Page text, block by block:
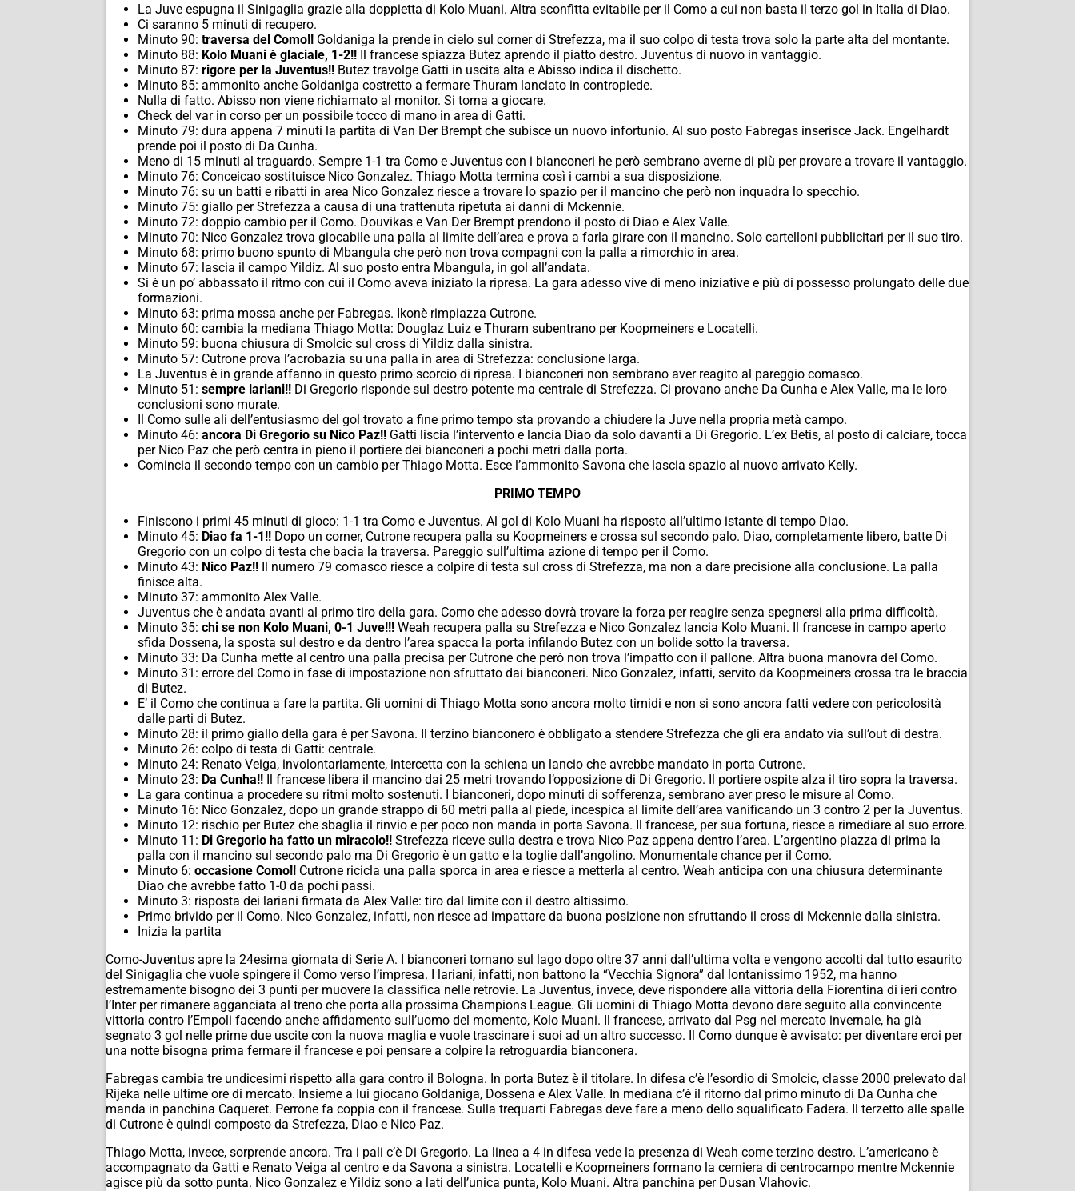
La Juve espugna il Sinigaglia grazie alla doppietta di Kolo Muani. Altra sconfitta evitabile per il Como a cui non basta il terzo gol in Italia di Diao.
Ci saranno 5 minuti di recupero.
Minuto 90: traversa del Como!! Goldaniga la prende in cielo sul corner di Strefezza, ma il suo colpo di testa trova solo la parte alta del montante.
Minuto 88: Kolo Muani è glaciale, 1-2!! Il francese spiazza Butez aprendo il piatto destro. Juventus di nuovo in vantaggio.
Minuto 87: rigore per la Juventus!! Butez travolge Gatti in uscita alta e Abisso indica il dischetto.
Minuto 85: ammonito anche Goldaniga costretto a fermare Thuram lanciato in contropiede.
Nulla di fatto. Abisso non viene richiamato al monitor. Si torna a giocare.
Check del var in corso per un possibile tocco di mano in area di Gatti.
Minuto 79: dura appena 7 minuti la partita di Van Der Brempt che subisce un nuovo infortunio. Al suo posto Fabregas inserisce Jack. Engelhardt
prende poi il posto di Da Cunha.
Meno di 15 minuti al traguardo. Sempre 1-1 tra Como e Juventus con i bianconeri he però sembrano averne di più per provare a trovare il vantaggio.
Minuto 76: Conceicao sostituisce Nico Gonzalez. Thiago Motta termina così i cambi a sua disposizione.
Minuto 76: su un batti e ribatti in area Nico Gonzalez riesce a trovare lo spazio per il mancino che però non inquadra lo specchio.
Minuto 75: giallo per Strefezza a causa di una trattenuta ripetuta ai danni di Mckennie.
Minuto 72: doppio cambio per il Como. Douvikas e Van Der Brempt prendono il posto di Diao e Alex Valle.
Minuto 70: Nico Gonzalez trova giocabile una palla al limite dell’area e prova a farla girare con il mancino. Solo cartelloni pubblicitari per il suo tiro.
Minuto 68: primo buono spunto di Mbangula che però non trova compagni con la palla a rimorchio in area.
Minuto 67: lascia il campo Yildiz. Al suo posto entra Mbangula, in gol all’andata.
Si è un po’ abbassato il ritmo con cui il Como aveva iniziato la ripresa. La gara adesso vive di meno iniziative e più di possesso prolungato delle due
formazioni.
Minuto 63: prima mossa anche per Fabregas. Ikonè rimpiazza Cutrone.
Minuto 60: cambia la mediana Thiago Motta: Douglaz Luiz e Thuram subentrano per Koopmeiners e Locatelli.
Minuto 59: buona chiusura di Smolcic sul cross di Yildiz dalla sinistra.
Minuto 57: Cutrone prova l’acrobazia su una palla in area di Strefezza: conclusione larga.
La Juventus è in grande affanno in questo primo scorcio di ripresa. I bianconeri non sembrano aver reagito al pareggio comasco.
Minuto 51: sempre lariani!! Di Gregorio risponde sul destro potente ma centrale di Strefezza. Ci provano anche Da Cunha e Alex Valle, ma le loro
conclusioni sono murate.
Il Como sulle ali dell’entusiasmo del gol trovato a fine primo tempo sta provando a chiudere la Juve nella propria metà campo.
Minuto 46: ancora Di Gregorio su Nico Paz!! Gatti liscia l’intervento e lancia Diao da solo davanti a Di Gregorio. L’ex Betis, al posto di calciare, tocca
per Nico Paz che però centra in pieno il portiere dei bianconeri a pochi metri dalla porta.
Comincia il secondo tempo con un cambio per Thiago Motta. Esce l’ammonito Savona che lascia spazio al nuovo arrivato Kelly.
PRIMO TEMPO
Finiscono i primi 45 minuti di gioco: 1-1 tra Como e Juventus. Al gol di Kolo Muani ha risposto all’ultimo istante di tempo Diao.
Minuto 45: Diao fa 1-1!! Dopo un corner, Cutrone recupera palla su Koopmeiners e crossa sul secondo palo. Diao, completamente libero, batte Di
Gregorio con un colpo di testa che bacia la traversa. Pareggio sull’ultima azione di tempo per il Como.
Minuto 43: Nico Paz!! Il numero 79 comasco riesce a colpire di testa sul cross di Strefezza, ma non a dare precisione alla conclusione. La palla
finisce alta.
Minuto 37: ammonito Alex Valle.
Juventus che è andata avanti al primo tiro della gara. Como che adesso dovrà trovare la forza per reagire senza spegnersi alla prima difficoltà.
Minuto 35: chi se non Kolo Muani, 0-1 Juve!!! Weah recupera palla su Strefezza e Nico Gonzalez lancia Kolo Muani. Il francese in campo aperto
sfida Dossena, la sposta sul destro e da dentro l’area spacca la porta infilando Butez con un bolide sotto la traversa.
Minuto 33: Da Cunha mette al centro una palla precisa per Cutrone che però non trova l’impatto con il pallone. Altra buona manovra del Como.
Minuto 31: errore del Como in fase di impostazione non sfruttato dai bianconeri. Nico Gonzalez, infatti, servito da Koopmeiners crossa tra le braccia
di Butez.
E’ il Como che continua a fare la partita. Gli uomini di Thiago Motta sono ancora molto timidi e non si sono ancora fatti vedere con pericolosità
dalle parti di Butez.
Minuto 28: il primo giallo della gara è per Savona. Il terzino bianconero è obbligato a stendere Strefezza che gli era andato via sull’out di destra.
Minuto 26: colpo di testa di Gatti: centrale.
Minuto 24: Renato Veiga, involontariamente, intercetta con la schiena un lancio che avrebbe mandato in porta Cutrone.
Minuto 23: Da Cunha!! Il francese libera il mancino dai 25 metri trovando l’opposizione di Di Gregorio. Il portiere ospite alza il tiro sopra la traversa.
La gara continua a procedere su ritmi molto sostenuti. I bianconeri, dopo minuti di sofferenza, sembrano aver preso le misure al Como.
Minuto 16: Nico Gonzalez, dopo un grande strappo di 60 metri palla al piede, incespica al limite dell’area vanificando un 3 contro 2 per la Juventus.
Minuto 12: rischio per Butez che sbaglia il rinvio e per poco non manda in porta Savona. Il francese, per sua fortuna, riesce a rimediare al suo errore.
Minuto 11: Di Gregorio ha fatto un miracolo!! Strefezza riceve sulla destra e trova Nico Paz appena dentro l’area. L’argentino piazza di prima la
palla con il mancino sul secondo palo ma Di Gregorio è un gatto e la toglie dall’angolino. Monumentale chance per il Como.
Minuto 6: occasione Como!! Cutrone ricicla una palla sporca in area e riesce a metterla al centro. Weah anticipa con una chiusura determinante
Diao che avrebbe fatto 1-0 da pochi passi.
Minuto 3: risposta dei lariani firmata da Alex Valle: tiro dal limite con il destro altissimo.
Primo brivido per il Como. Nico Gonzalez, infatti, non riesce ad impattare da buona posizione non sfruttando il cross di Mckennie dalla sinistra.
Inizia la partita
Como-Juventus apre la 24esima giornata di Serie A. I bianconeri tornano sul lago dopo oltre 37 anni dall’ultima volta e vengono accolti dal tutto esaurito
del Sinigaglia che vuole spingere il Como verso l’impresa. I lariani, infatti, non battono la “Vecchia Signora” dal lontanissimo 1952, ma hanno
estremamente bisogno dei 3 punti per muovere la classifica nelle retrovie. La Juventus, invece, deve rispondere alla vittoria della Fiorentina di ieri contro
l’Inter per rimanere agganciata al treno che porta alla prossima Champions League. Gli uomini di Thiago Motta devono dare seguito alla convincente
vittoria contro l’Empoli facendo anche affidamento sull’uomo del momento, Kolo Muani. Il francese, arrivato dal Psg nel mercato invernale, ha già
segnato 3 gol nelle prime due uscite con la nuova maglia e vuole trascinare i suoi ad un altro successo. Il Como dunque è avvisato: per diventare eroi per
una notte bisogna prima fermare il francese e poi pensare a colpire la retroguardia bianconera.
Fabregas cambia tre undicesimi rispetto alla gara contro il Bologna. In porta Butez è il titolare. In difesa c’è l’esordio di Smolcic, classe 2000 prelevato dal
Rijeka nelle ultime ore di mercato. Insieme a lui giocano Goldaniga, Dossena e Alex Valle. In mediana c’è il ritorno dal primo minuto di Da Cunha che
manda in panchina Caqueret. Perrone fa coppia con il francese. Sulla trequarti Fabregas deve fare a meno dello squalificato Fadera. Il terzetto alle spalle
di Cutrone è quindi composto da Strefezza, Diao e Nico Paz.
Thiago Motta, invece, sorprende ancora. Tra i pali c’è Di Gregorio. La linea a 4 in difesa vede la presenza di Weah come terzino destro. L’americano è
accompagnato da Gatti e Renato Veiga al centro e da Savona a sinistra. Locatelli e Koopmeiners formano la cerniera di centrocampo mentre Mckennie
agisce più da sotto punta. Nico Gonzalez e Yildiz sono a lati dell’unica punta, Kolo Muani. Altra panchina per Dusan Vlahovic.